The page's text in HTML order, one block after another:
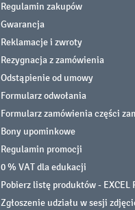
Regulamin zakupów
Gwarancja
Reklamacje i zwroty
Rezygnacja z zamówienia
Odstąpienie od umowy
Formularz odwołania
Formularz zamówienia części
Bony upominkowe
Regulamin promocji
0 % VAT dla edukacji
Pobierz listę produktów - EXCEL
Zgłoszenie udziału w sesji